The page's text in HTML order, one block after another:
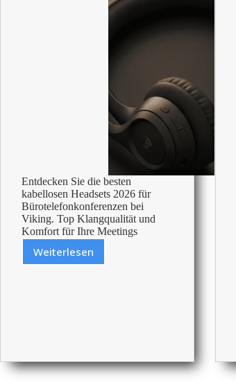
Entdecken Sie die besten
kabellosen Headsets 2026 für
Bürotelefonkonferenzen bei
Viking. Top Klangqualität und
Komfort für Ihre Meetings
Weiterlesen
Die